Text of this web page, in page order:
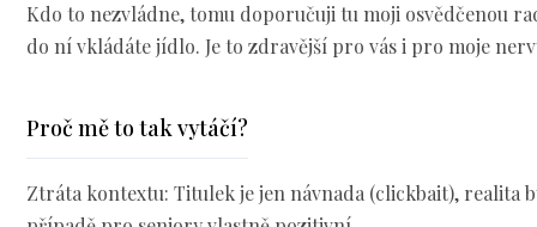
Kdo to nezvládne, tomu doporučuji tu moji osvědčenou
do ní vkládáte jídlo. Je to zdravější pro vás i pro moje
Proč mě to tak vytáčí?
Ztráta kontextu: Titulek je jen návnada (clickbait), realita